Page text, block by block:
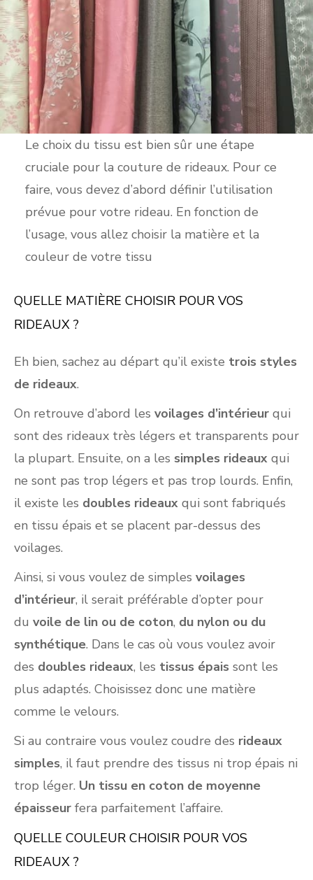
Le choix du tissu est bien sûr une étape
cruciale pour la couture de rideaux. Pour ce
faire, vous devez d’abord définir l’utilisation
prévue pour votre rideau. En fonction de
l’usage, vous allez choisir la matière et la
couleur de votre tissu
QUELLE MATIÈRE CHOISIR POUR VOS
RIDEAUX ?
Eh bien, sachez au départ qu’il existe trois styles
de rideaux.
On retrouve d’abord les voilages d’intérieur qui
sont des rideaux très légers et transparents pour
la plupart. Ensuite, on a les simples rideaux qui
ne sont pas trop légers et pas trop lourds. Enfin,
il existe les doubles rideaux qui sont fabriqués
en tissu épais et se placent par-dessus des
voilages.
Ainsi, si vous voulez de simples voilages
d’intérieur, il serait préférable d’opter pour
du voile de lin ou de coton, du nylon ou du
synthétique. Dans le cas où vous voulez avoir
des doubles rideaux, les tissus épais sont les
plus adaptés. Choisissez donc une matière
comme le velours.
Si au contraire vous voulez coudre des rideaux
simples, il faut prendre des tissus ni trop épais ni
trop léger. Un tissu en coton de moyenne
épaisseur fera parfaitement l’affaire.
QUELLE COULEUR CHOISIR POUR VOS
RIDEAUX ?